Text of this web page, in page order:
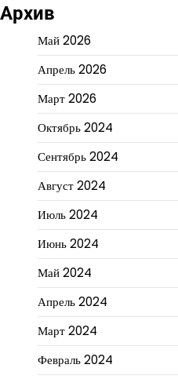
Архив
Май 2026
Апрель 2026
Март 2026
Октябрь 2024
Сентябрь 2024
Август 2024
Июль 2024
Июнь 2024
Май 2024
Апрель 2024
Март 2024
Февраль 2024